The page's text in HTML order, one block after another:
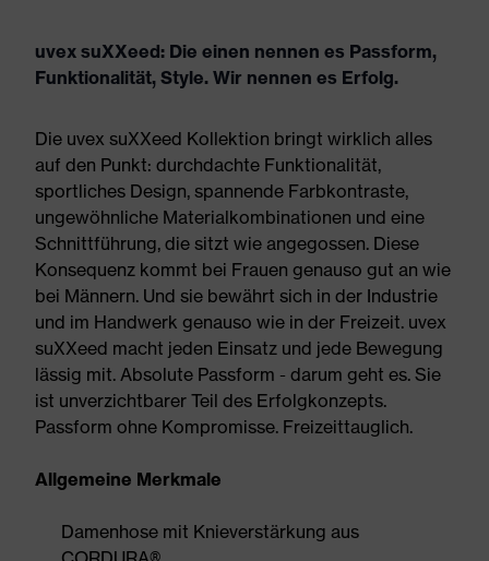
uvex suXXeed: Die einen nennen es Passform,
Funktionalität, Style. Wir nennen es Erfolg.
Die uvex suXXeed Kollektion bringt wirklich alles
auf den Punkt: durchdachte Funktionalität,
sportliches Design, spannende Farbkontraste,
ungewöhnliche Materialkombinationen und eine
Schnittführung, die sitzt wie angegossen. Diese
Konsequenz kommt bei Frauen genauso gut an wie
bei Männern. Und sie bewährt sich in der Industrie
und im Handwerk genauso wie in der Freizeit. uvex
suXXeed macht jeden Einsatz und jede Bewegung
lässig mit. Absolute Passform - darum geht es. Sie
ist unverzichtbarer Teil des Erfolgkonzepts.
Passform ohne Kompromisse. Freizeittauglich.
Allgemeine Merkmale
Damenhose mit Knieverstärkung aus